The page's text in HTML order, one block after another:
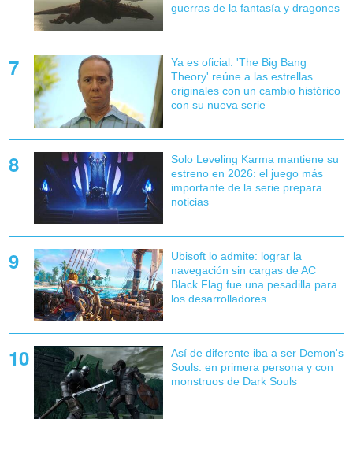
guerras de la fantasía y dragones
Ya es oficial: 'The Big Bang
Theory' reúne a las estrellas
originales con un cambio histórico
con su nueva serie
Solo Leveling Karma mantiene su
estreno en 2026: el juego más
importante de la serie prepara
noticias
Ubisoft lo admite: lograr la
navegación sin cargas de AC
Black Flag fue una pesadilla para
los desarrolladores
Así de diferente iba a ser Demon's
Souls: en primera persona y con
monstruos de Dark Souls